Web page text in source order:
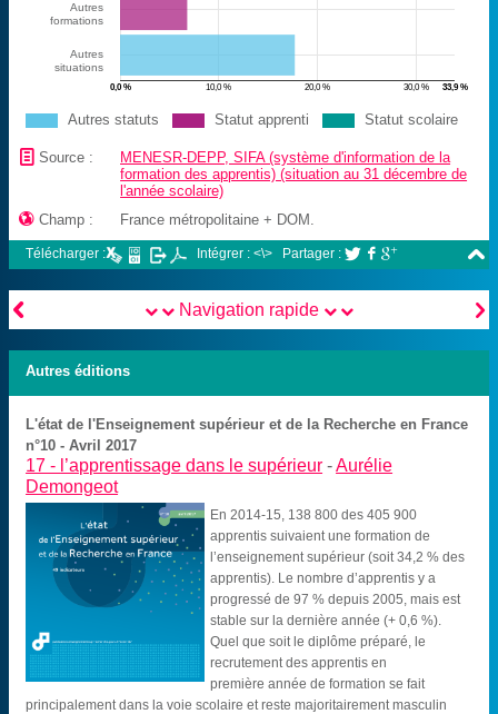
10,0 % 20,0 % 30,0 %
0,0 % 33,9 %
Autres
formations
Autres
situations
Autres statuts Statut apprenti Statut scolaire
📄 Source :
MENESR-DEPP, SIFA (système d'information de la
formation des apprentis) (situation au 31 décembre de
l'année scolaire)
 Champ : France métropolitaine + DOM.

Télécharger : Intégrer : <\> Partager :   
 
Navigation rapide
Autres éditions
L'état de l'Enseignement supérieur et de la Recherche en France
n°10 - Avril 2017
17 - l’apprentissage dans le supérieur -Aurélie
Demongeot
En 2014-15, 138 800 des 405 900
apprentis suivaient une formation de
l’enseignement supérieur (soit 34,2 % des
apprentis). Le nombre d’apprentis y a
progressé de 97 % depuis 2005, mais est
stable sur la dernière année (+ 0,6 %).
Quel que soit le diplôme préparé, le
recrutement des apprentis en
première année de formation se fait
principalement dans la voie scolaire et reste majoritairement masculin